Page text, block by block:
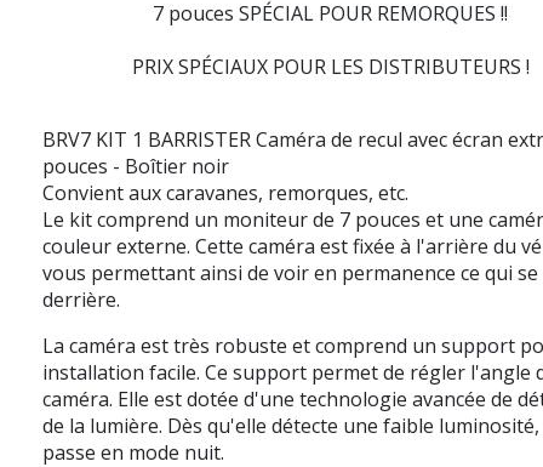
7 pouces SPÉCIAL POUR REMORQUES !!
PRIX SPÉCIAUX POUR LES DISTRIBUTEURS !
BRV7 KIT 1 BARRISTER Caméra de recul avecécran
pouces - Boîtier noir
Convient aux caravanes, remorques, etc.
Le kit comprend un moniteur de 7 pouces et une
couleur externe. Cette caméra est fixée à l'arrière du
vous permettant ainsi de voir en permanence ce qui
derrière.
La caméra est très robuste et comprend un support
installation facile. Ce support permet de régler l'angle
caméra. Elle est dotée d'une technologie avancée de
de la lumière. Dès qu'elle détecte une faible
passe en mode nuit.